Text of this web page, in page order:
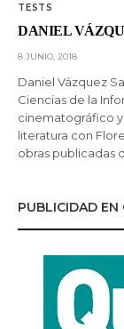
TESTS
DANIEL
8 JUNIO, 2018
Daniel Vázquez
Ciencias de la
cinematográfico y
literatura con
obras publicadas
PUBLICIDAD EN